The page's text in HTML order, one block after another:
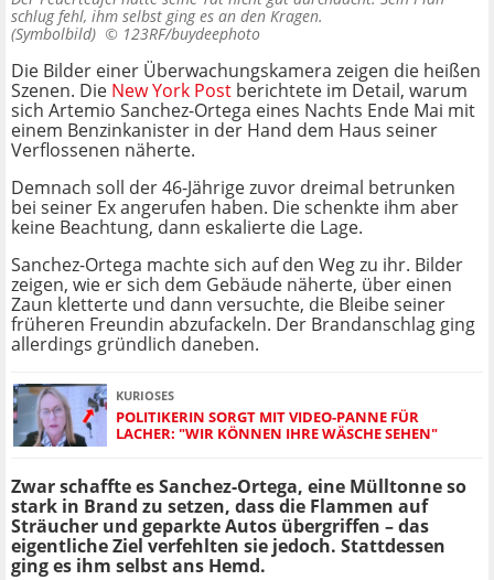
schlug fehl, ihm selbst ging es an den Kragen.
(Symbolbild) © 123RF/buydeephoto
Die Bilder einer Überwachungskamera zeigen die heißen
Szenen. Die New York Post berichtete im Detail, warum
sich Artemio Sanchez-Ortega eines Nachts Ende Mai mit
einem Benzinkanister in der Hand dem Haus seiner
Verflossenen näherte.
Demnach soll der 46-Jährige zuvor dreimal betrunken
bei seiner Ex angerufen haben. Die schenkte ihm aber
keine Beachtung, dann eskalierte die Lage.
Sanchez-Ortega machte sich auf den Weg zu ihr. Bilder
zeigen, wie er sich dem Gebäude näherte, über einen
Zaun kletterte und dann versuchte, die Bleibe seiner
früheren Freundin abzufackeln. Der Brandanschlag ging
allerdings gründlich daneben.
KURIOSES
POLITIKERIN SORGT MIT VIDEO-PANNE FÜR
LACHER: "WIR KÖNNEN IHRE WÄSCHE SEHEN"
Zwar schaffte es Sanchez-Ortega, eine Mülltonne so
stark in Brand zu setzen, dass die Flammen auf
Sträucher und geparkte Autos übergriffen – das
eigentliche Ziel verfehlten sie jedoch. Stattdessen
ging es ihm selbst ans Hemd.